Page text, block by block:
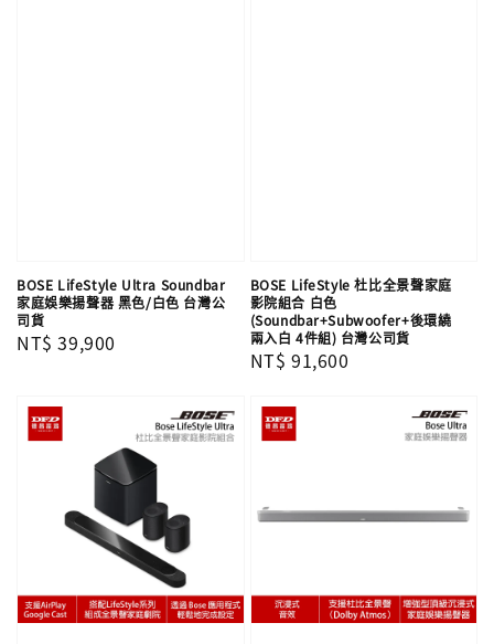
BOSE LifeStyle Ultra Soundbar
家庭娛樂揚聲器 黑色/白色 台灣公
司貨
Regular
NT$ 39,900
BOSE LifeStyle 杜比全景聲家庭
影院組合 白色
(Soundbar+Subwoofer+後環繞
兩入白 4件組) 台灣公司貨
Regular
NT$ 91,600